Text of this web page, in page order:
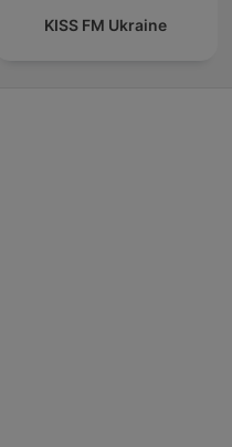
KISS FM Ukraine